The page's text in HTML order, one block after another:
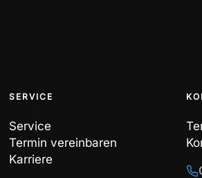
SERVICE
Service
Termin vereinbaren
Karriere